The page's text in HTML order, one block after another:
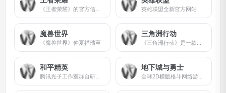
《王者荣耀》的官方信息发布与用户服务平台 英雄联盟全新官方网站
魔兽世界
《魔兽世界》仲夏祥瑞至
三角洲行动
《三角洲行动》是一款由琳琅天上团队研发运营的新一代战术射击品质标杆游戏。
和平精英
腾讯光子工作室群自研打造的战术竞技手游
地下城与勇士
全球2D横版格斗网络游戏（MMOACT）的先行者